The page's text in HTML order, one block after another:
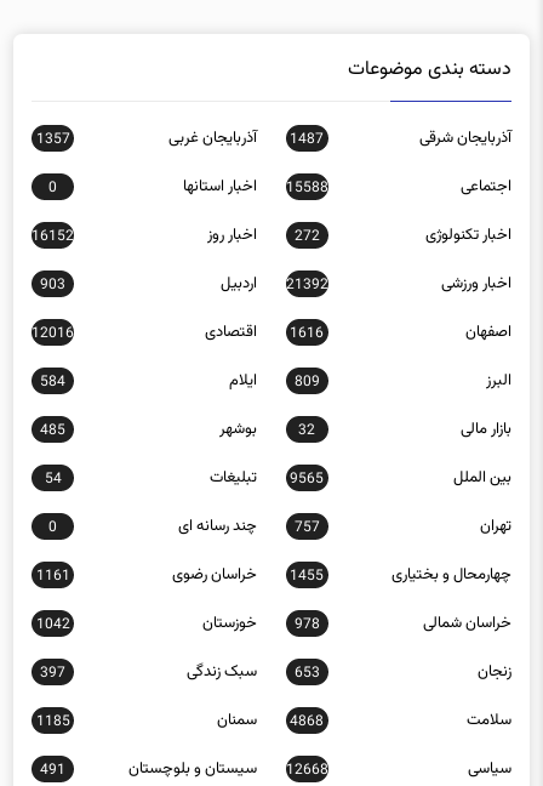
آذربایجان شرقی
اجتماعی 15588 اخبار استانها 0
اخبار تکنولوژی 272 اخبار روز 16152
اخبار ورزشی 21392 اردبیل 903
اصفهان 1616 اقتصادی 12016
البرز 809 ایلام 584
بازار مالی 32 بوشهر 485
بین الملل 9565 تبلیغات 54
تهران 757 چند رسانه ای 0
چهارمحال و بختیاری 1455 خراسان رضوی 1161
خراسان شمالی 978 خوزستان 1042
زنجان 653 سبک زندگی 397
سلامت 4868 سمنان 1185
سیاسی 12668 سیستان و بلوچستان 491
عکس علمی و فناوری